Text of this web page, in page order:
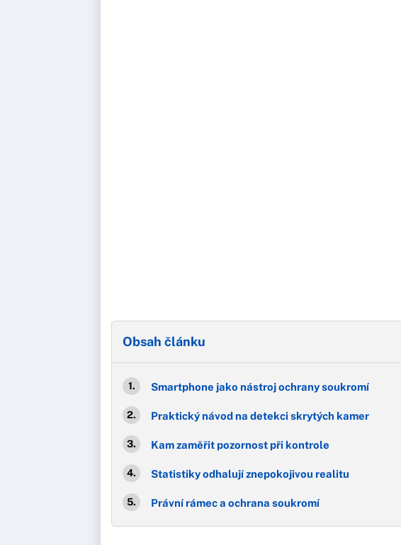
Obsah článku
Smartphone jako nástroj ochrany soukromí
Praktický návod na detekci skrytých kamer
Kam zaměřit pozornost při kontrole
Statistiky odhalují znepokojivou realitu
Právní rámec a ochrana soukromí